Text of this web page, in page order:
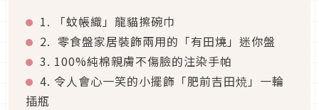
1. 「蚊帳織」龍貓擦碗巾
2. 零食盤家居裝飾兩用的「有田燒」迷你盤
3. 100%純棉親膚不傷臉的注染手帕
4. 令人會心一笑的小擺飾「肥前吉田焼」一輪
插瓶